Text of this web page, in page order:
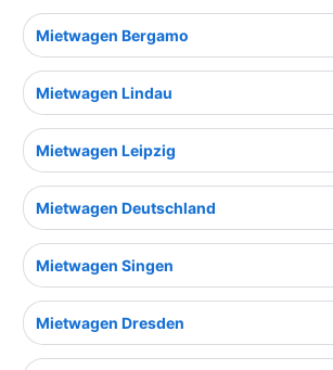
Mietwagen Bergamo
Mietwagen Lindau
Mietwagen Leipzig
Mietwagen Deutschland
Mietwagen Singen
Mietwagen Dresden